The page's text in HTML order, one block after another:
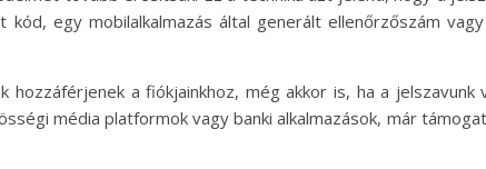
egy mobilalkalmazás által generált ellenőrzőszám
a fiókjainkhoz, még akkor is, ha a jelszavunk
média platformok vagy banki alkalmazások, már